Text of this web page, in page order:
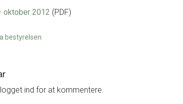
oktober 2012 (PDF)
bestyrelsen
ind for at kommentere.